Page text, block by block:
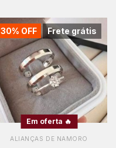
Frete grátis
30% OFF
Em oferta 🔥
ALIANÇAS DE NAMORO